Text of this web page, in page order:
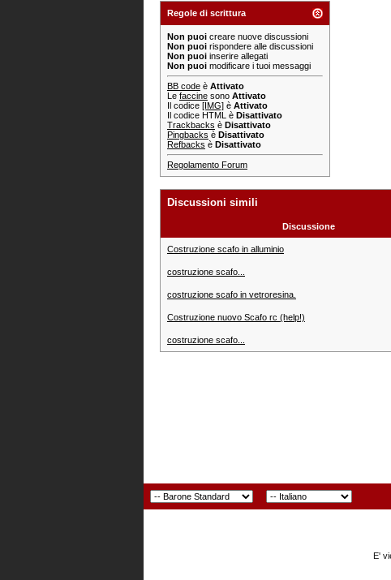
Regole di scrittura
Non puoi creare nuove discussioni
Non puoi rispondere alle discussioni
Non puoi inserire allegati
Non puoi modificare i tuoi messaggi
BB code è Attivato
Le faccine sono Attivato
Il codice [IMG] è Attivato
Il codice HTML è Disattivato
Trackbacks è Disattivato
Pingbacks è Disattivato
Refbacks è Disattivato
Regolamento Forum
Discussioni simili
Discussione
Costruzione scafo in alluminio
costruzione scafo...
costruzione scafo in vetroresina.
Costruzione nuovo Scafo rc (help!)
costruzione scafo...
E'